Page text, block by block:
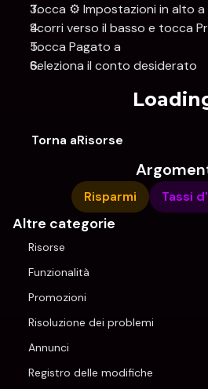
Tocca ⚙️ Impostazioni in alto
Scorri verso il basso e tocca
Tocca Pagato a
Seleziona il conto desiderato
Torna aRisorse
Risparmi Tassi
Altre categorie
Risorse
Funzionalità
Promozioni
Risoluzione dei problemi
Annunci
Registro delle modifiche